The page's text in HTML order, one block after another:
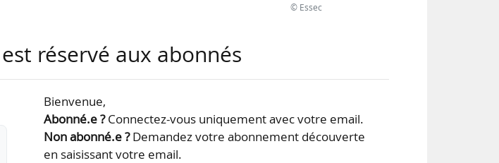
légitimons l’importance des
de la question des étudiants
© Essec
réservé aux abonnés
Bienvenue,
Abonné.e ?Connectez-vous uniquement avec votre email.
Non abonné.e ?Demandez votre abonnement découverte
en saisissant votre email.